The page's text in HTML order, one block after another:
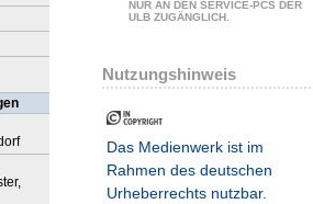
NUR AN DEN SERVICE-PCS DER
ULB ZUGÄNGLICH.
Nutzungshinweis
Das Medienwerk ist im
Rahmen des deutschen
Urheberrechts nutzbar.